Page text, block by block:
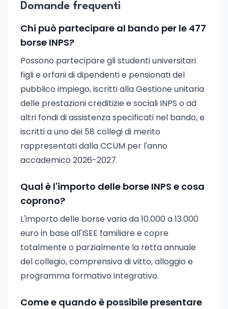
Domande frequenti
Chi può partecipare al bando per le 477
borse INPS?
Possono partecipare gli studenti universitari
figli e orfani di dipendenti e pensionati del
pubblico impiego, iscritti alla Gestione unitaria
delle prestazioni creditizie e sociali INPS o ad
altri fondi di assistenza specificati nel bando, e
iscritti a uno dei 58 collegi di merito
rappresentati dalla CCUM per l'anno
accademico 2026-2027.
Qual è l'importo delle borse INPS e cosa
coprono?
L'importo delle borse varia da 10.000 a 13.000
euro in base all'ISEE familiare e copre
totalmente o parzialmente la retta annuale
del collegio, comprensiva di vitto, alloggio e
programma formativo integrativo.
Come e quando è possibile presentare